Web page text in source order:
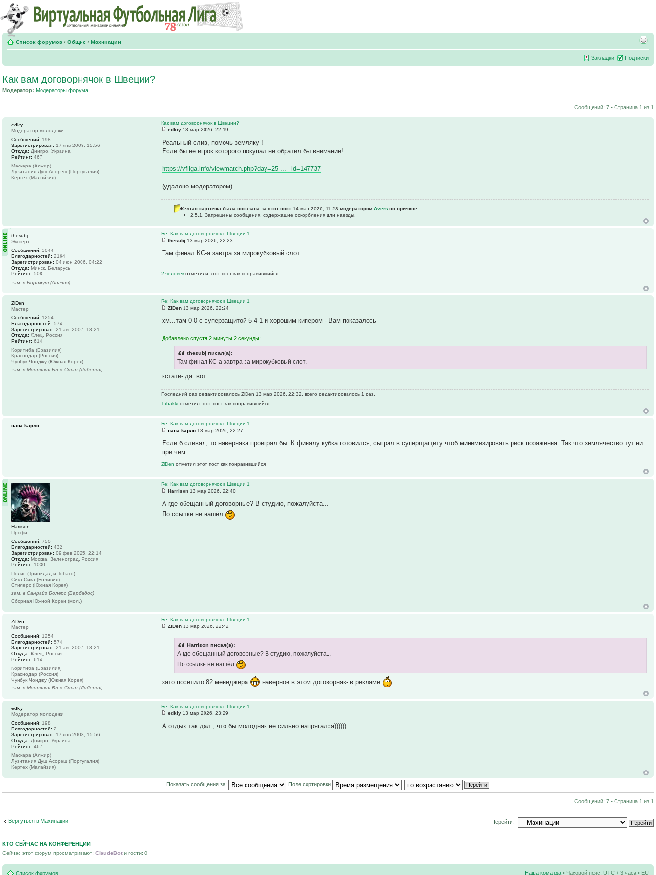
Список форумов ‹ Общие ‹ Махинации
Закладки Подписки
Как вам договорнячок в Швеции?
Модератор: Модераторы форума
Сообщений: 7 • Страница 1 из 1
Как вам договорнячок в Швеции?
edkiy 13 мар 2026, 22:19
Реальный слив, помочь земляку !
Если бы не игрок которого покупал не обратил бы внимание!
https://vfliga.info/viewmatch.php?day=25 ... _id=147737
(удалено модератором)
Желтая карточка была показана за этот пост 14 мар 2026, 11:23 модераторомAvers по причине:
2.5.1. Запрещены сообщения, содержащие оскоpбления или наезды.
edkiy
Модератор молодежи
Сообщений: 198
Зарегистрирован: 17 янв 2008, 15:56
Откуда: Днипро, Украина
Рейтинг: 467
Маскара (Алжир)
Лузитания Душ Асореш (Португалия)
Кертех (Малайзия)
Re: Как вам договорнячок в Швеции 1
thesubj 13 мар 2026, 22:23
Там финал КС-а завтра за мирокубковый слот.
2 человекотметили этот пост как понравившийся.
thesubj
Эксперт
Сообщений: 3044
Благодарностей: 2164
Зарегистрирован: 04 июн 2006, 04:22
Откуда: Минск, Беларусь
Рейтинг: 508
зам. в Борнмут (Англия)
Re: Как вам договорнячок в Швеции 1
ZiDen 13 мар 2026, 22:24
хм...там 0-0 с суперзащитой 5-4-1 и хорошим кипером - Вам показалось
Добавлено спустя 2 минуты 2 секунды:
thesubj писал(а):
Там финал КС-а завтра за мирокубковый слот.
кстати- да..вот
Последний раз редактировалось ZiDen 13 мар 2026, 22:32, всего редактировалось 1 раз.
Tabakkiотметил этот пост как понравившийся.
ZiDen
Мастер
Сообщений: 1254
Благодарностей: 574
Зарегистрирован: 21 авг 2007, 18:21
Откуда: ᙓлец, Россия
Рейтинг: 614
Коритиба (Бразилия)
Краснодар (Россия)
Чунбук Чонджу (Южная Корея)
зам. в Монровия Блэк Стар (Либерия)
Re: Как вам договорнячок в Швеции 1
папа kарло 13 мар 2026, 22:27
Если б сливал, то наверняка проиграл бы. К финалу кубка готовился, сыграл в суперщащиту чтоб минимизировать риск поражения. Так что землячество тут ни
при чем....
ZiDenотметил этот пост как понравившийся.
папа kарло
Re: Как вам договорнячок в Швеции 1
Harrison 13 мар 2026, 22:40
А где обещанный договорные? В студию, пожалуйста...
По ссылке не нашёл
Harrison
Профи
Сообщений: 750
Благодарностей: 432
Зарегистрирован: 09 фев 2025, 22:14
Откуда: Москва, Зеленоград, Россия
Рейтинг: 1030
Полис (Тринидад и Тобаго)
Сика Сика (Боливия)
Стилерс (Южная Корея)
зам. в Санрайз Болерс (Барбадос)
Сборная Южной Кореи (мол.)
Re: Как вам договорнячок в Швеции 1
ZiDen 13 мар 2026, 22:42
Harrison писал(а):
А где обещанный договорные? В студию, пожалуйста...
По ссылке не нашёл
зато посетило 82 менеджера наверное в этом договорняк- в рекламе
ZiDen
Мастер
Сообщений: 1254
Благодарностей: 574
Зарегистрирован: 21 авг 2007, 18:21
Откуда: ᙓлец, Россия
Рейтинг: 614
Коритиба (Бразилия)
Краснодар (Россия)
Чунбук Чонджу (Южная Корея)
зам. в Монровия Блэк Стар (Либерия)
Re: Как вам договорнячок в Швеции 1
edkiy 13 мар 2026, 23:29
А отдых так дал , что бы молодняк не сильно напрягался))))))
edkiy
Модератор молодежи
Сообщений: 198
Благодарностей: 2
Зарегистрирован: 17 янв 2008, 15:56
Откуда: Днипро, Украина
Рейтинг: 467
Маскара (Алжир)
Лузитания Душ Асореш (Португалия)
Кертех (Малайзия)
Показать сообщения за: Поле сортировки
Сообщений: 7 • Страница 1 из 1
Вернуться в Махинации Перейти:
КТО СЕЙЧАС НА КОНФЕРЕНЦИИ
Сейчас этот форум просматривают: ClaudeBot и гости: 0
Список форумов Наша команда • Часовой пояс: UTC + 3 часа • EU